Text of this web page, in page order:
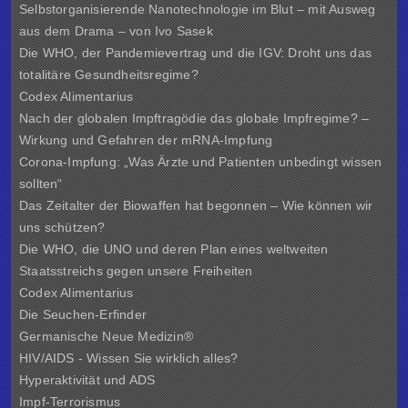
Selbstorganisierende Nanotechnologie im Blut – mit Ausweg
aus dem Drama – von Ivo Sasek
Die WHO, der Pandemievertrag und die IGV: Droht uns das
totalitäre Gesundheitsregime?
Codex Alimentarius
Nach der globalen Impftragödie das globale Impfregime? –
Wirkung und Gefahren der mRNA-Impfung
Corona-Impfung: „Was Ärzte und Patienten unbedingt wissen
sollten“
Das Zeitalter der Biowaffen hat begonnen – Wie können wir
uns schützen?
Die WHO, die UNO und deren Plan eines weltweiten
Staatsstreichs gegen unsere Freiheiten
Codex Alimentarius
Die Seuchen-Erfinder
Germanische Neue Medizin®
HIV/AIDS - Wissen Sie wirklich alles?
Hyperaktivität und ADS
Impf-Terrorismus